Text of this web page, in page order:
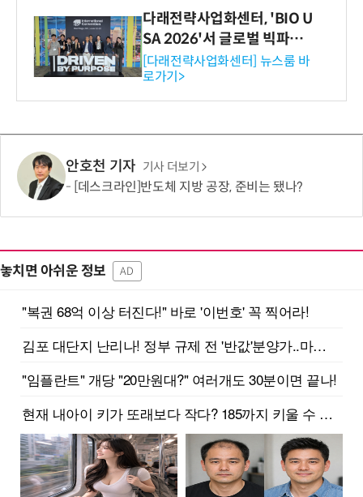
다래전략사업화센터, 'BIO U
SA 2026'서 글로벌 빅파마
와의 비즈니스 미팅 지원…K
-바이오 해외 진출 교두보 확
보
[다래전략사업화센터] 뉴스룸 바
로가기>
안호천 기자 기사 더보기
[데스크라인]반도체 지방 공장, 준비는 됐나?
놓치면 아쉬운 정보 AD